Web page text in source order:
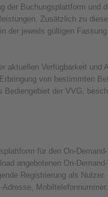
der Buchungsplattform und
Zusätzlich zu
der jeweils gültigen
Verfügbarkeit und
von bestimmten
der VVG,
für den On-
angebotenen On-
Registrierung als
Mobiltelefonnummer.